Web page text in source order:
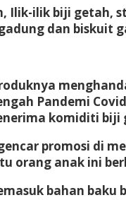
Ilik-ilik biji getah,
dan biskuit
Pandemi
komiditi biji
promosi di
orang anak ini
bahan